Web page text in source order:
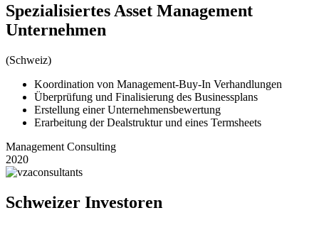
Spezialisiertes Asset Management
Unternehmen
(Schweiz)
Koordination von Management-Buy-In Verhandlungen
Überprüfung und Finalisierung des Businessplans
Erstellung einer Unternehmensbewertung
Erarbeitung der Dealstruktur und eines Termsheets
Management Consulting
2020
Schweizer Investoren